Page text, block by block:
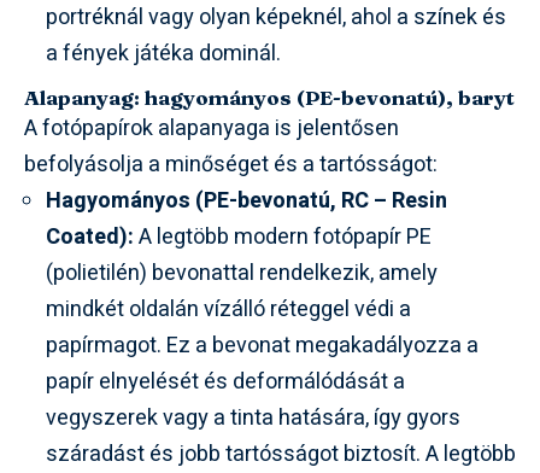
portréknál vagy olyan képeknél, ahol a színek és
a fények játéka dominál.
Alapanyag: hagyományos (PE-bevonatú), baryt
A fotópapírok alapanyaga is jelentősen
befolyásolja a minőséget és a tartósságot:
Hagyományos (PE-bevonatú, RC – Resin
Coated):A legtöbb modern fotópapír PE
(polietilén) bevonattal rendelkezik, amely
mindkét oldalán vízálló réteggel védi a
papírmagot. Ez a bevonat megakadályozza a
papír elnyelését és deformálódását a
vegyszerek vagy a tinta hatására, így gyors
száradást és jobb tartósságot biztosít. A legtöbb